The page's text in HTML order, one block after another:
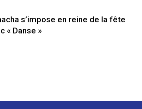
s’impose en reine de la fête
« Danse »